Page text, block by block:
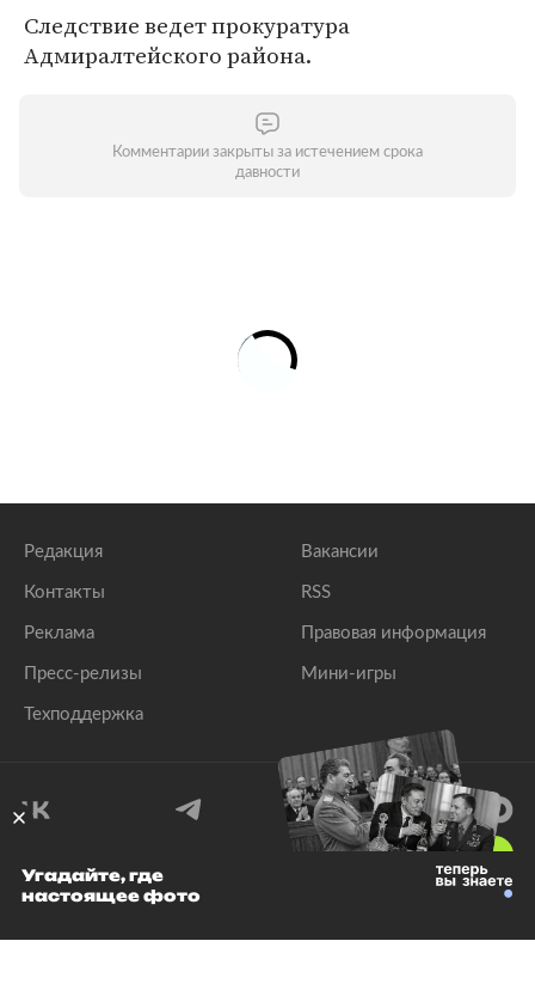
Следствие ведет прокуратура
Адмиралтейского района.
Комментарии закрыты за истечением срока
давности
Редакция
Контакты
Реклама
Пресс-релизы
Техподдержка
Вакансии
RSS
Правовая информация
Мини-игры
© 1999–2026 Все права защищены.
Угадайте, где
настоящее фото